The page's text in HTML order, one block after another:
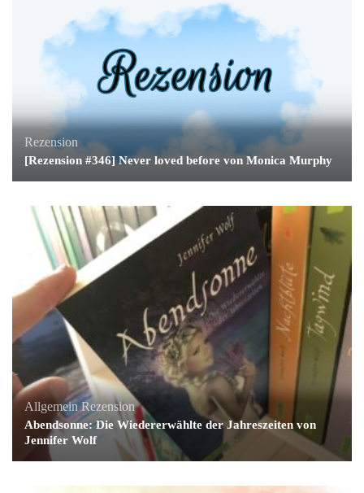
Rezension
[Rezension #346] Never loved before von Monica Murphy
Allgemein Rezension
Abendsonne: Die Wiedererwählte der Jahreszeiten von
Jennifer Wolf